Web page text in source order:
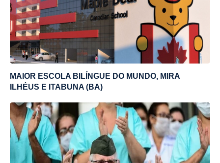
MAIOR ESCOLA BILÍNGUE DO MUNDO, MIRA
ILHÉUS E ITABUNA (BA)